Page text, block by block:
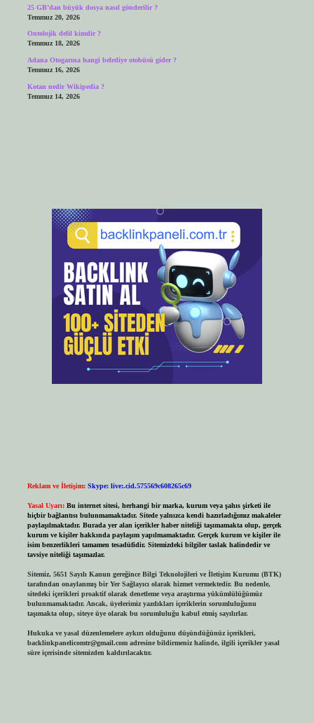
25 GB’dan büyük dosya nasıl gönderilir ?
Temmuz 20, 2026
Ontolojik delil kimdir ?
Temmuz 18, 2026
Adana Otogarına hangi belediye otobüsü gider ?
Temmuz 16, 2026
Kotan nedir Wikipedia ?
Temmuz 14, 2026
Reklam ve İletişim: Skype: live:.cid.575569c608265c69
Yasal Uyarı: Bu internet sitesi, herhangi bir marka, kurum veya şahıs şirketi ile
hiçbir bağlantısı bulunmamaktadır. Sitede yalnızca kendi hazırladığımız makaleler
paylaşılmaktadır. Burada yer alan içerikler haber niteliği taşımamakta olup, gerçek
kurum ve kişiler hakkında paylaşım yapılmamaktadır. Gerçek kurum ve kişiler ile
isim benzerlikleri tamamen tesadüfidir. Sitemizdeki bilgiler taslak halindedir ve
tavsiye niteliği taşımazlar.
Sitemiz, 5651 Sayılı Kanun gereğince Bilgi Teknolojileri ve İletişim Kurumu (BTK)
tarafından onaylanmış bir Yer Sağlayıcı olarak hizmet vermektedir. Bu nedenle,
sitedeki içerikleri proaktif olarak denetleme veya araştırma yükümlülüğümüz
bulunmamaktadır. Ancak, üyelerimiz yazdıkları içeriklerin sorumluluğunu
taşımakta olup, siteye üye olarak bu sorumluluğu kabul etmiş sayılırlar.
Hukuka ve yasal düzenlemelere aykırı olduğunu düşündüğünüz içerikleri,
backlinkpanelicomtr@gmail.comadresine bildirmeniz halinde, ilgili içerikler yasal
süre içerisinde sitemizden kaldırılacaktır.